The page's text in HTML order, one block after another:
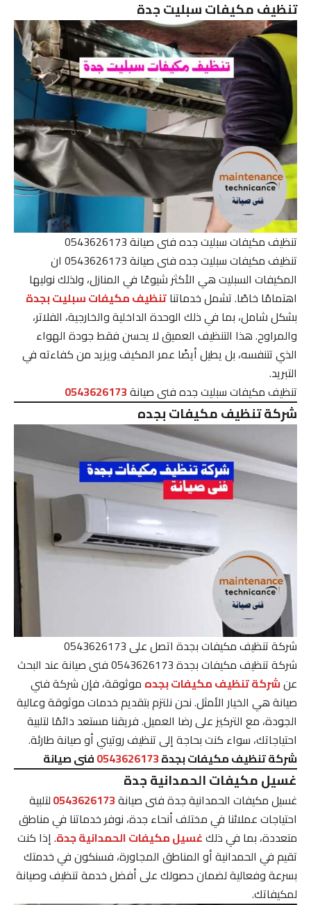
تنظيف مكيفات سبليت جدة
تنظيف مكيفات سبليت جده فنى صيانة 0543626173
تنظيف مكيفات سبليت جده فنى صيانة 0543626173 ان
المكيفات السبليت هي الأكثر شيوعًا في المنازل، ولذلك نوليها
اهتمامًا خاصًا. تشمل خدماتناتنظيف مكيفات سبليت بجدة
بشكل شامل، بما في ذلك الوحدة الداخلية والخارجية، الفلاتر،
والمراوح. هذا التنظيف العميق لا يحسن فقط جودة الهواء
الذي تتنفسه، بل يطيل أيضًا عمر المكيف ويزيد من كفاءته في
التبريد.
تنظيف مكيفات سبليت جده فنى صيانة0543626173
شركة تنظيف مكيفات بجده
شركة تنظيف مكيفات بجدة اتصل على 0543626173
شركة تنظيف مكيفات بجدة 0543626173 فنى صيانة عند البحث
عنشركة تنظيف مكيفات بجده موثوقة، فإن شركة فني
صيانة هي الخيار الأمثل. نحن نلتزم بتقديم خدمات موثوقة وعالية
الجودة، مع التركيز على رضا العميل. فريقنا مستعد دائمًا لتلبية
احتياجاتك، سواء كنت بحاجة إلى تنظيف روتيني أو صيانة طارئة.
شركة تنظيف مكيفات بجدة0543626173فنى صيانة
غسيل مكيفات الحمدانية جدة
غسيل مكيفات الحمدانية جدة فنى صيانة0543626173لتلبية
احتياجات عملائنا في مختلف أنحاء جدة، نوفر خدماتنا في مناطق
متعددة، بما في ذلكغسيل مكيفات الحمدانية جدة. إذا كنت
تقيم في الحمدانية أو المناطق المجاورة، فسنكون في خدمتك
بسرعة وفعالية لضمان حصولك على أفضل خدمة تنظيف وصيانة
لمكيفاتك.